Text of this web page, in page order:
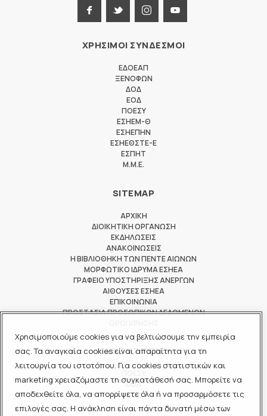
Χρησιμοποιούμε cookies για να βελτιώσουμε την εμπειρία
σας. Τα αναγκαία cookies είναι απαραίτητα για τη
λειτουργία του ιστοτόπου. Για cookies στατιστικών και
marketing χρειαζόμαστε τη συγκατάθεσή σας. Μπορείτε να
αποδεχθείτε όλα, να απορρίψετε όλα ή να προσαρμόσετε τις
επιλογές σας. Η ανάκληση είναι πάντα δυνατή μέσω των
ΧΡΗΣΙΜΟΙ ΣΥΝΔΕΣΜΟΙ
ΕΔΟΕΑΠ
ΞΕΝΟΦΩΝ
ΔΟΔ
ΕΟΔ
ΠΟΕΣΥ
ΕΣΗΕΜ-Θ
ΕΣΗΕΠΗΝ
ΕΣΗΕΘΣΤΕ-Ε
ΕΣΠΗΤ
M.M.E.
SITEMAP
ΑΡΧΙΚΗ
ΔΙΟΙΚΗΤΙΚΗ ΟΡΓΑΝΩΣΗ
ΕΚΔΗΛΩΣΕΙΣ
ΑΝΑΚΟΙΝΩΣΕΙΣ
Η ΒΙΒΛΙΟΘΗΚΗ ΤΩΝ ΠΕΝΤΕ ΑΙΩΝΩΝ
ΜΟΡΦΩΤΙΚΟ ΙΔΡΥΜΑ ΕΣΗΕΑ
ΓΡΑΦΕΙΟ ΥΠΟΣΤΗΡΙΞΗΣ ΑΝΕΡΓΩΝ
ΑΙΘΟΥΣΕΣ ΕΣΗΕΑ
ΕΠΙΚΟΙΝΩΝΙΑ
ΠΡΟΣΤΑΣΙΑ ΠΡΟΣΩΠΙΚΩΝ ΔΕΔΟΜΕΝΩΝ
ΜΕΛΟΣ ΤΩΝ
ΔΟΔ
ΕΟΔ